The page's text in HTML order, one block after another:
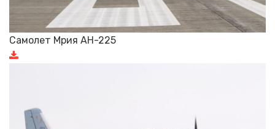
Самолет Мрия АН-225